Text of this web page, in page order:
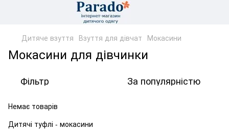
Дитяче взуття Взуття для дівчат Мокасини
Мокасини для дівчинки
Фільтр За популярністю
Немає товарів
Дитячі туфлі - мокасини